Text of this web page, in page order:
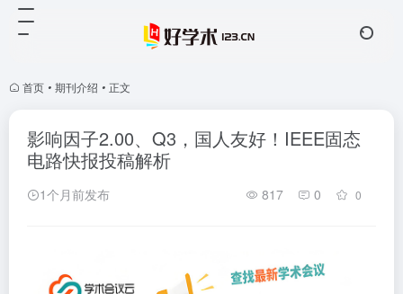
首页 • 期刊介绍 • 正文
影响因子2.00、Q3，国人友好！IEEE固态
电路快报投稿解析
1个月前发布 817 0 0